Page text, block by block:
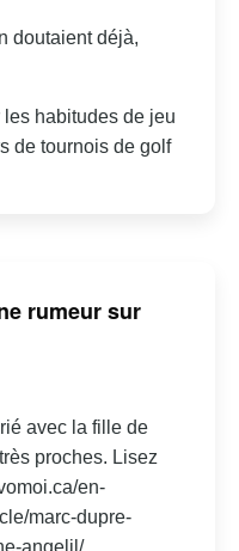
doutaient déjà,
habitudes de jeu
de tournois de golf
rumeur sur
avec la fille de
proches. Lisez
en-
marc-dupre-
angelil/